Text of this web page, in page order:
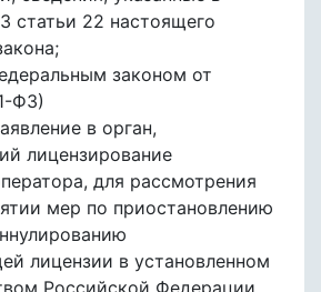
статьи 22 настоящего
законом от
ФЗ)
в орган,
лицензирование
для рассмотрения
мер по приостановлению
лицензии в установленном